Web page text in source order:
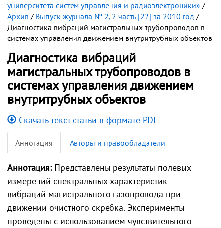
университета систем управления и радиоэлектроники» /
Архив / Выпуск журнала № 2, 2 часть [22] за 2010 год /
Диагностика вибраций магистральных трубопроводов в
системах управления движением внутритрубных объектов
Диагностика вибраций
магистральных трубопроводов в
системах управления движением
внутритрубных объектов
Скачать текст статьи в формате PDF
Аннотация Авторы и правообладатели
Аннотация:Представлены результаты полевых
измерений спектральных характеристик
вибраций магистрального газопровода при
движении очистного скребка. Эксперименты
проведены с использованием чувствительного